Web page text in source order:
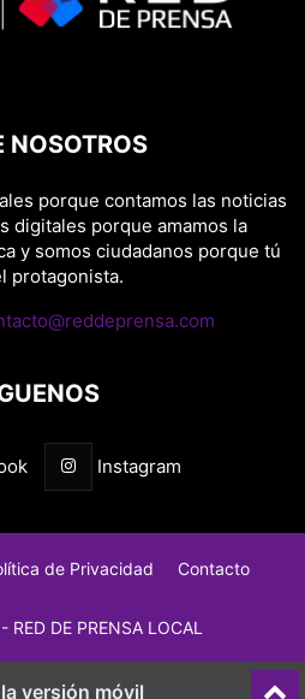
NOSOTROS
porque contamos las noticias
digitales porque amamos la
y somos ciudadanos porque tú
protagonista.
Instagram
de Privacidad Contacto
DE PRENSA LOCAL
versión móvil